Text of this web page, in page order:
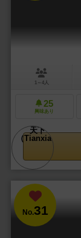
1～4人
25
興味あり
No.31